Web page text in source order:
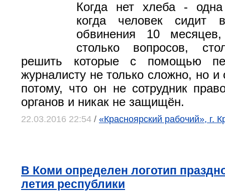
Когда нет хлеба -
когда человек сидит
обвинения 10
столько вопросов,
решить которые с помощью
журналисту не только сложно, но
потому, что он не сотрудник
органов и никак не защищён.
22.03.2016 22:54 / «Красноярский рабочий», г.
В Коми определен логотип
летия республики